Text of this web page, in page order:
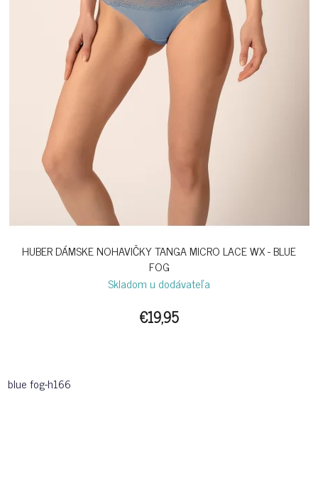
HUBER DÁMSKE NOHAVIČKY TANGA MICRO LACE WX - BLUE
FOG
Skladom u dodávateľa
€19,95
blue fog-h166